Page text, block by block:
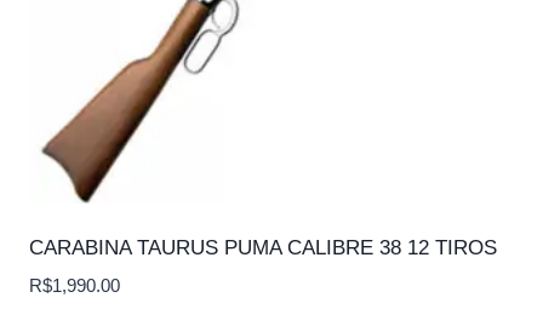
CARABINA TAURUS PUMA CALIBRE 38 12 TIROS
R$1,990.00